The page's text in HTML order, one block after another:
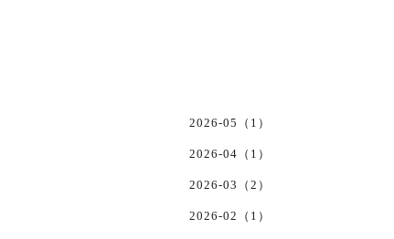
2026-05（1）
2026-04（1）
2026-03（2）
2026-02（1）